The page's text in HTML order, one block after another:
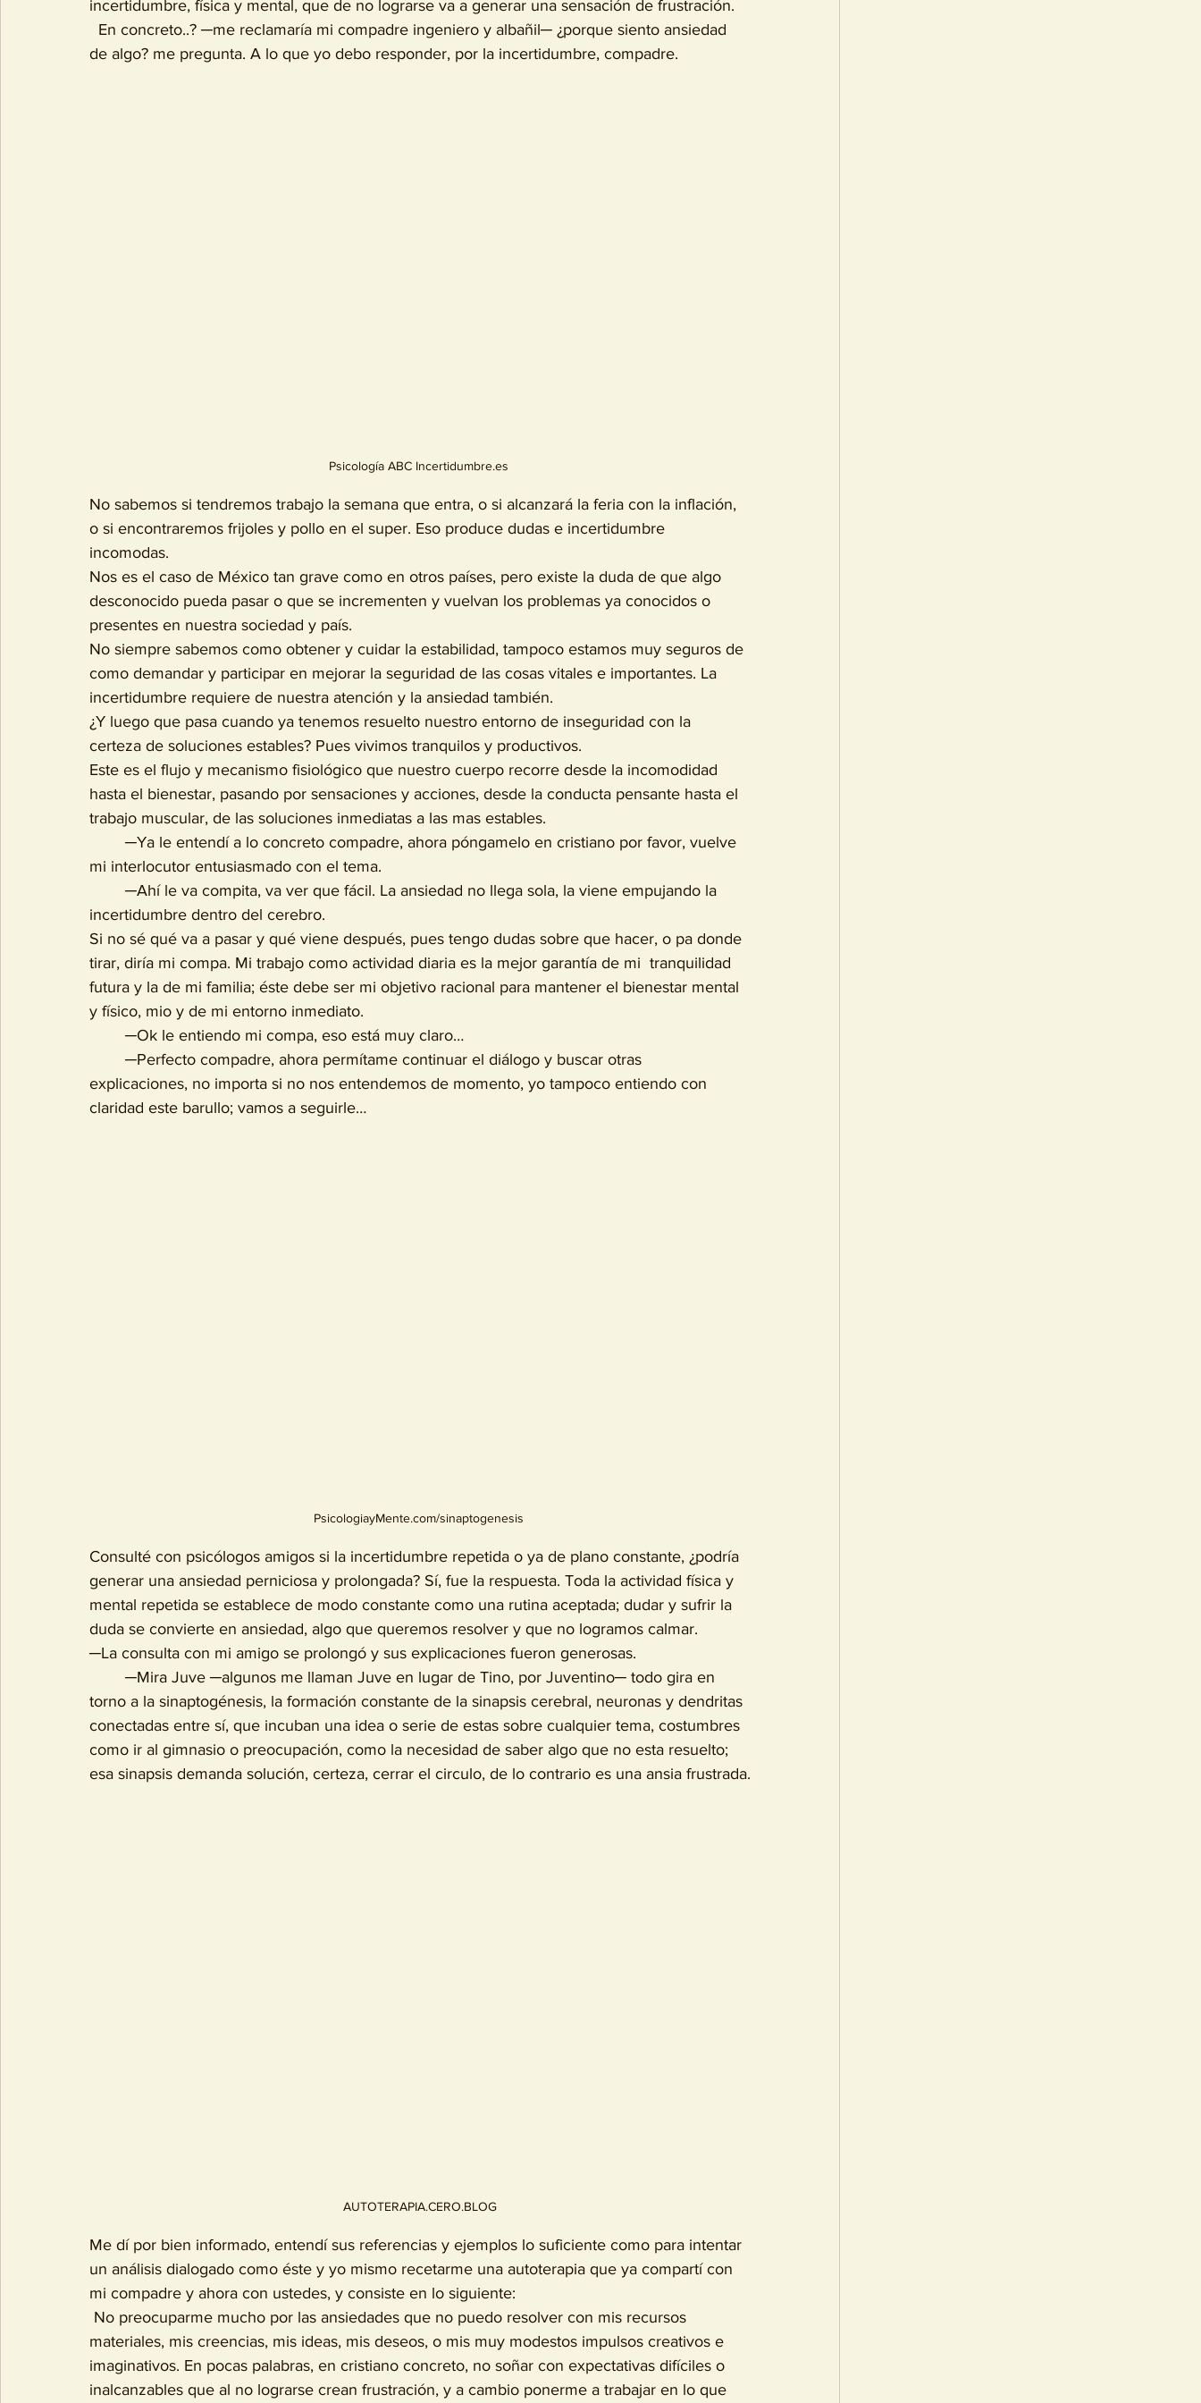
incertidumbre, física y mental, que de no lograrse va a generar una sensación de frustración.
de algo? me pregunta. A lo que yo debo responder, por la incertidumbre, compadre.
Psicología ABC Incertidumbre.es
No sabemos si tendremos trabajo la semana que entra, o si alcanzará la feria con la inflación,
o si encontraremos frijoles y pollo en el super. Eso produce dudas e incertidumbre
incomodas.
Nos es el caso de México tan grave como en otros países, pero existe la duda de que algo
desconocido pueda pasar o que se incrementen y vuelvan los problemas ya conocidos o
presentes en nuestra sociedad y país.
No siempre sabemos como obtener y cuidar la estabilidad, tampoco estamos muy seguros de
como demandar y participar en mejorar la seguridad de las cosas vitales e importantes. La
incertidumbre requiere de nuestra atención y la ansiedad también.
¿Y luego que pasa cuando ya tenemos resuelto nuestro entorno de inseguridad con la
certeza de soluciones estables? Pues vivimos tranquilos y productivos.
Este es el flujo y mecanismo fisiológico que nuestro cuerpo recorre desde la incomodidad
hasta el bienestar, pasando por sensaciones y acciones, desde la conducta pensante hasta el
trabajo muscular, de las soluciones inmediatas a las mas estables.
mi interlocutor entusiasmado con el tema.
incertidumbre dentro del cerebro.
Si no sé qué va a pasar y qué viene después, pues tengo dudas sobre que hacer, o pa donde
tirar, diría mi compa. Mi trabajo como actividad diaria es la mejor garantía de mi  tranquilidad
futura y la de mi familia; éste debe ser mi objetivo racional para mantener el bienestar mental
y físico, mio y de mi entorno inmediato.
	─Ok le entiendo mi compa, eso está muy claro…
explicaciones, no importa si no nos entendemos de momento, yo tampoco entiendo con
claridad este barullo; vamos a seguirle…
PsicologiayMente.com/sinaptogenesis
Consulté con psicólogos amigos si la incertidumbre repetida o ya de plano constante, ¿podría
generar una ansiedad perniciosa y prolongada? Sí, fue la respuesta. Toda la actividad física y
mental repetida se establece de modo constante como una rutina aceptada; dudar y sufrir la
duda se convierte en ansiedad, algo que queremos resolver y que no logramos calmar.
─La consulta con mi amigo se prolongó y sus explicaciones fueron generosas.
torno a la sinaptogénesis, la formación constante de la sinapsis cerebral, neuronas y dendritas
conectadas entre sí, que incuban una idea o serie de estas sobre cualquier tema, costumbres
como ir al gimnasio o preocupación, como la necesidad de saber algo que no esta resuelto;
esa sinapsis demanda solución, certeza, cerrar el circulo, de lo contrario es una ansia frustrada.
AUTOTERAPIA.CERO.BLOG
Me dí por bien informado, entendí sus referencias y ejemplos lo suficiente como para intentar
un análisis dialogado como éste y yo mismo recetarme una autoterapia que ya compartí con
mi compadre y ahora con ustedes, y consiste en lo siguiente:
materiales, mis creencias, mis ideas, mis deseos, o mis muy modestos impulsos creativos e
imaginativos. En pocas palabras, en cristiano concreto, no soñar con expectativas difíciles o
inalcanzables que al no lograrse crean frustración, y a cambio ponerme a trabajar en lo que